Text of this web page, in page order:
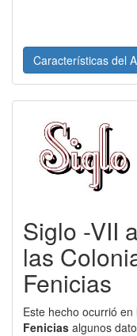
Características del
Siglo -VII
las
Fenicias
Este hecho ocurrió en
Fenicias algunos